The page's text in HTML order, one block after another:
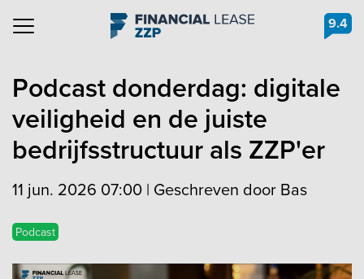
Navigation 9.4
Podcast donderdag: digitale
veiligheid en de juiste
bedrijfsstructuur als ZZP'er
11 jun. 2026 07:00 | Geschreven door Bas
Podcast